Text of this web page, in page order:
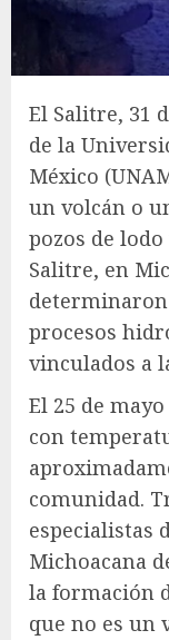
El Salitre, 31
de la
México
un volcán o
pozos de
Salitre, en
determinaron
procesos
vinculados a
El 25 de
con
comunidad.
especialistas
Michoacana
la formación
que no es un